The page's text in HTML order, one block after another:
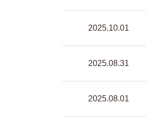
2025.10.01
2025.08.31
2025.08.01